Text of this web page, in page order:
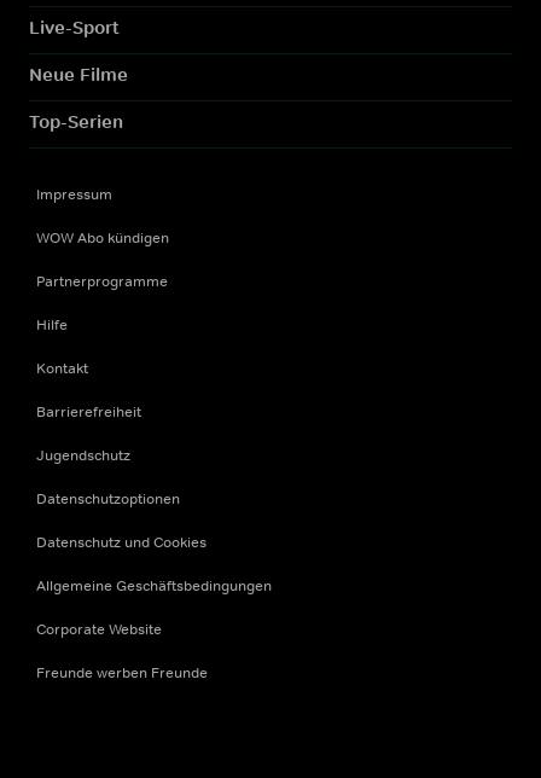
Live-Sport
Neue Filme
Top-Serien
Impressum
WOW Abo kündigen
Partnerprogramme
Hilfe
Kontakt
Barrierefreiheit
Jugendschutz
Datenschutzoptionen
Datenschutz und Cookies
Allgemeine Geschäftsbedingungen
Corporate Website
Freunde werben Freunde